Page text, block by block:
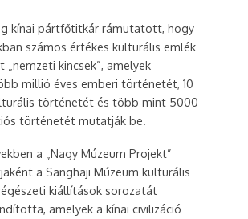
kínai pártfőtitkár rámutatott, hogy
számos értékes kulturális emlék
„nemzeti kincsek”, amelyek
millió éves emberi történetét, 10
történetét és több mint 5000
történetét mutatják be.
a „Nagy Múzeum Projekt”
a Sanghaji Múzeum kulturális
kiállítások sorozatát
amelyek a kínai civilizáció